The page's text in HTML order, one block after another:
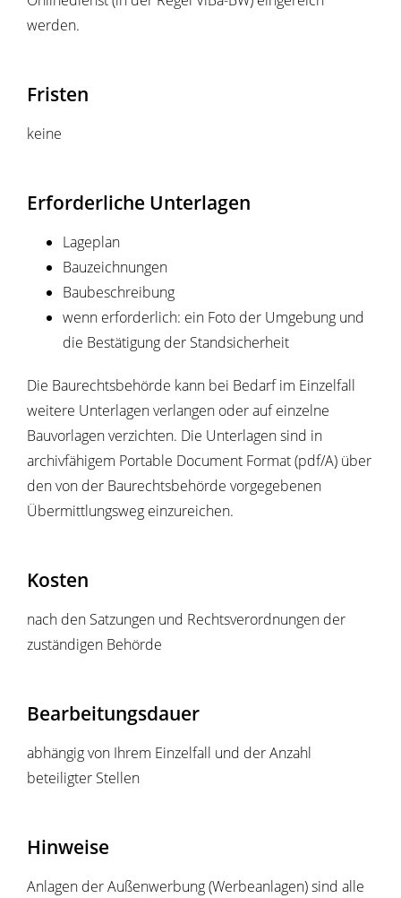
werden.
Fristen
keine
Erforderliche Unterlagen
Lageplan
Bauzeichnungen
Baubeschreibung
wenn erforderlich: ein Foto der Umgebung und
die Bestätigung der Standsicherheit
Die Baurechtsbehörde kann bei Bedarf im Einzelfall
weitere Unterlagen verlangen oder auf einzelne
Bauvorlagen verzichten. Die Unterlagen sind in
archivfähigem Portable Document Format (pdf/A) über
den von der Baurechtsbehörde vorgegebenen
Übermittlungsweg einzureichen.
Kosten
nach den Satzungen und Rechtsverordnungen der
zuständigen Behörde
Bearbeitungsdauer
abhängig von Ihrem Einzelfall und der Anzahl
beteiligter Stellen
Hinweise
Anlagen der Außenwerbung (Werbeanlagen) sind alle